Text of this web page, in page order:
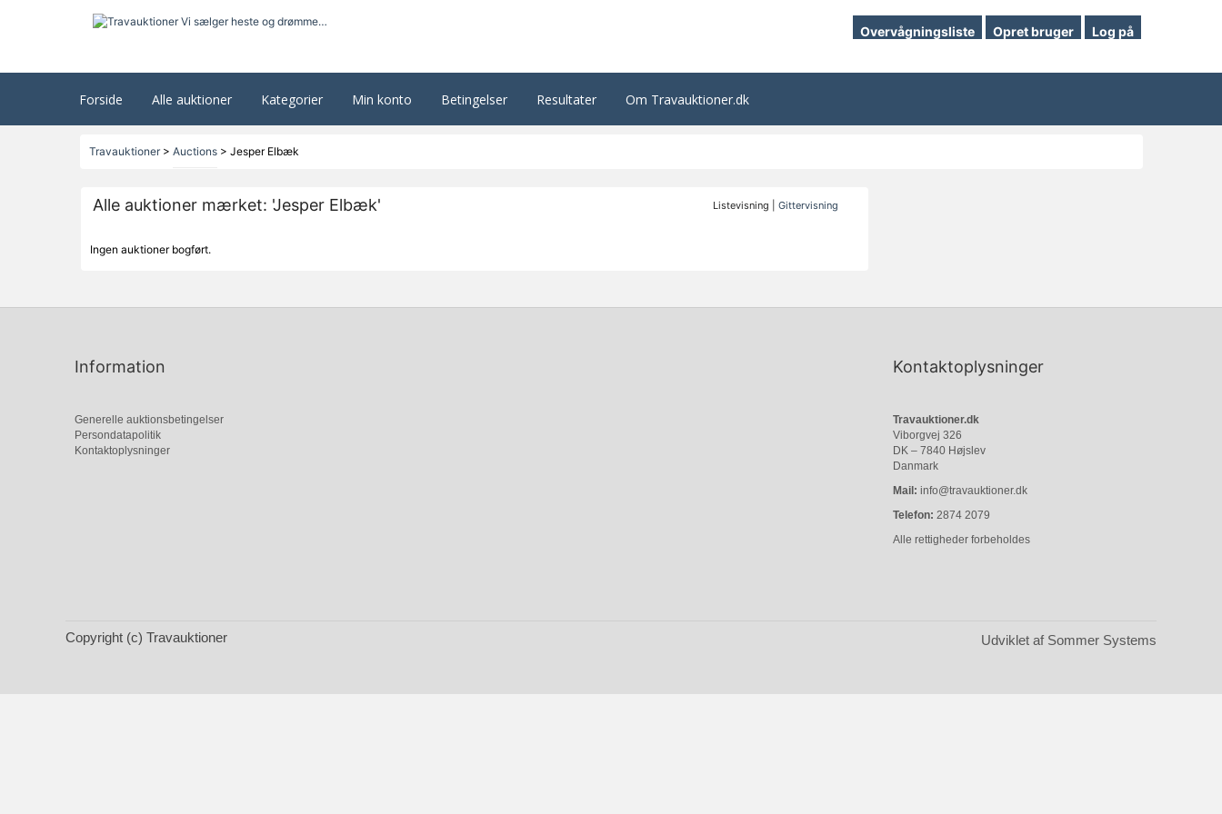
Overvågningsliste Opret bruger Log på
Forside Alle auktioner Kategorier Min konto Betingelser Resultater Om Travauktioner.dk
Travauktioner> Auctions> Jesper Elbæk
Alle auktioner mærket: 'Jesper Elbæk' Listevisning |Gittervisning
Ingen auktioner bogført.
Information
Generelle auktionsbetingelser
Persondatapolitik
Kontaktoplysninger
Kontaktoplysninger
Travauktioner.dk
Viborgvej 326
DK – 7840 Højslev
Danmark
Mail: info@travauktioner.dk
Telefon: 2874 2079
Alle rettigheder forbeholdes
Copyright (c) Travauktioner Udviklet af Sommer Systems